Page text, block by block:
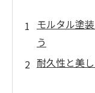
モルタル塗
う
耐久性と美